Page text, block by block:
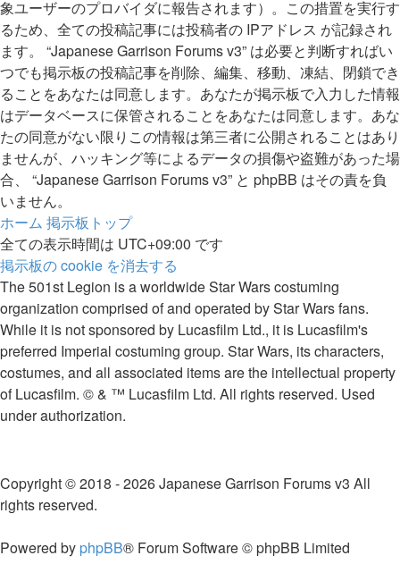
象ユーザーのプロバイダに報告されます）。この措置を実行す
るため、全ての投稿記事には投稿者の IPアドレス が記録され
ます。 “Japanese Garrison Forums v3” は必要と判断すればい
つでも掲示板の投稿記事を削除、編集、移動、凍結、閉鎖でき
ることをあなたは同意します。あなたが掲示板で入力した情報
はデータベースに保管されることをあなたは同意します。あな
たの同意がない限りこの情報は第三者に公開されることはあり
ませんが、ハッキング等によるデータの損傷や盗難があった場
合、 “Japanese Garrison Forums v3” と phpBB はその責を負
いません。
ホーム 掲示板トップ
全ての表示時間は UTC+09:00 です
掲示板の cookie を消去する
The 501st Legion is a worldwide Star Wars costuming
organization comprised of and operated by Star Wars fans.
While it is not sponsored by Lucasfilm Ltd., it is Lucasfilm's
preferred Imperial costuming group. Star Wars, its characters,
costumes, and all associated items are the intellectual property
of Lucasfilm. © & ™ Lucasfilm Ltd. All rights reserved. Used
under authorization.
Copyright © 2018 - 2026 Japanese Garrison Forums v3 All
rights reserved.
Powered by phpBB® Forum Software © phpBB Limited